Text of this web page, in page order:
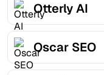
Otterly AI
Oscar SEO